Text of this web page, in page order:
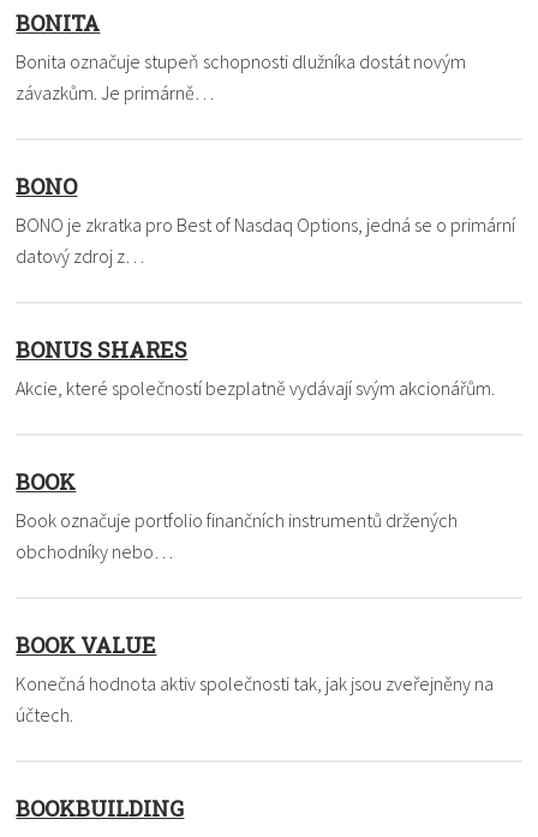
BONITA
Bonita označuje stupeň schopnosti dlužníka dostát novým
závazkům. Je primárně…
BONO
BONO je zkratka pro Best of Nasdaq Options, jedná se o primární
datový zdroj z…
BONUS SHARES
Akcie, které společností bezplatně vydávají svým akcionářům.
BOOK
Book označuje portfolio finančních instrumentů držených
obchodníky nebo…
BOOK VALUE
Konečná hodnota aktiv společnosti tak, jak jsou zveřejněny na
účtech.
BOOKBUILDING